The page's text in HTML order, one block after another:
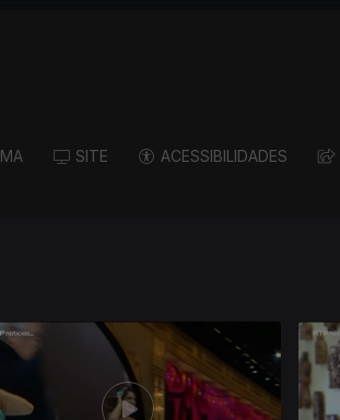
SITE ACESSIBILIDADES